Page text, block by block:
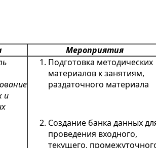
Мероприятия
и
Подготовка методических
материалов к занятиям,
раздаточного материала
Создание банка данных
проведения входного,
текущего,